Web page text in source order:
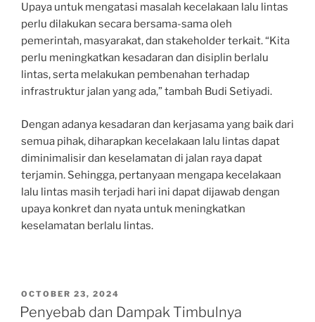
Upaya untuk mengatasi masalah kecelakaan lalu lintas
perlu dilakukan secara bersama-sama oleh
pemerintah, masyarakat, dan stakeholder terkait. “Kita
perlu meningkatkan kesadaran dan disiplin berlalu
lintas, serta melakukan pembenahan terhadap
infrastruktur jalan yang ada,” tambah Budi Setiyadi.
Dengan adanya kesadaran dan kerjasama yang baik dari
semua pihak, diharapkan kecelakaan lalu lintas dapat
diminimalisir dan keselamatan di jalan raya dapat
terjamin. Sehingga, pertanyaan mengapa kecelakaan
lalu lintas masih terjadi hari ini dapat dijawab dengan
upaya konkret dan nyata untuk meningkatkan
keselamatan berlalu lintas.
POSTED
ON
OCTOBER 23, 2024
Penyebab dan Dampak Timbulnya